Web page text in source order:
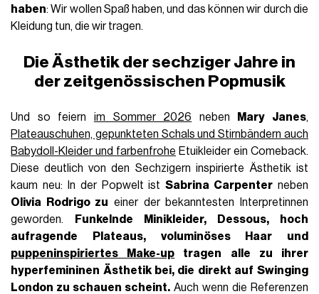
haben: Wir wollen Spaß haben, und das können wir durch die
Kleidung tun, die wir tragen.
Die Ästhetik der sechziger Jahre in
der zeitgenössischen Popmusik
Und so feiern im Sommer 2026 neben Mary Janes,
Plateauschuhen, gepunkteten Schals und Stirnbändern auch
Babydoll-Kleider und farbenfrohe Etuikleider ein Comeback.
Diese deutlich von den Sechzigern inspirierte Ästhetik ist
kaum neu: In der Popwelt istSabrina Carpenter neben
Olivia Rodrigo zu einer der bekanntesten Interpretinnen
geworden.
Funkelnde Minikleider, Dessous, hoch
aufragende Plateaus, voluminöses Haar und
puppeninspiriertes Make-up tragen alle zu ihrer
hyperfemininen Ästhetik bei, die direkt auf Swinging
London zu schauen scheint. Auch wenn die Referenzen